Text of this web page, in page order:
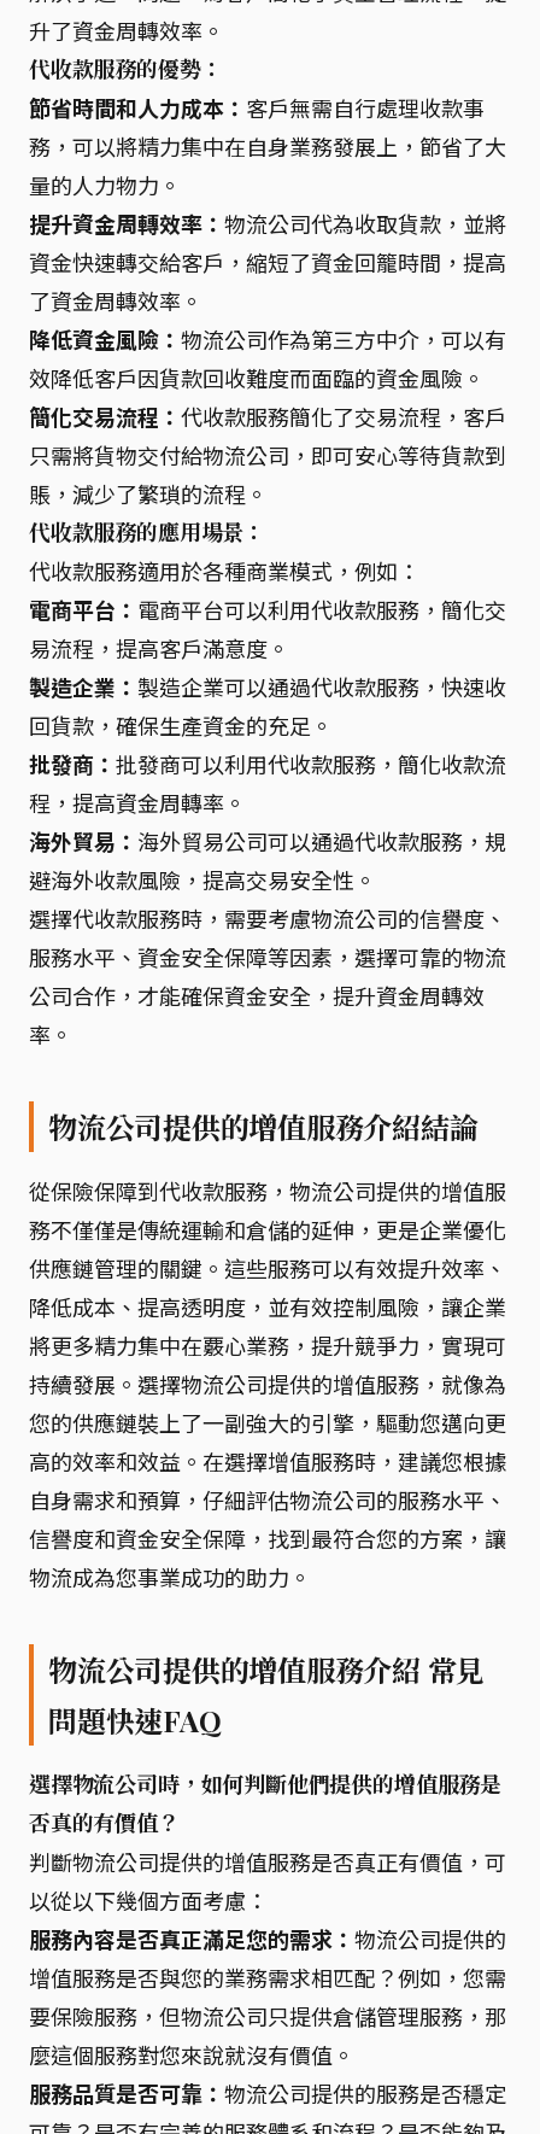
升了資金周轉效率。
代收款服務的優勢：
節省時間和人力成本： 客戶無需自行處理收款事
務，可以將精力集中在自身業務發展上，節省了大
量的人力物力。
提升資金周轉效率： 物流公司代為收取貨款，並將
資金快速轉交給客戶，縮短了資金回籠時間，提高
了資金周轉效率。
降低資金風險： 物流公司作為第三方中介，可以有
效降低客戶因貨款回收難度而面臨的資金風險。
簡化交易流程： 代收款服務簡化了交易流程，客戶
只需將貨物交付給物流公司，即可安心等待貨款到
賬，減少了繁瑣的流程。
代收款服務的應用場景：
代收款服務適用於各種商業模式，例如：
電商平台： 電商平台可以利用代收款服務，簡化交
易流程，提高客戶滿意度。
製造企業： 製造企業可以通過代收款服務，快速收
回貨款，確保生產資金的充足。
批發商： 批發商可以利用代收款服務，簡化收款流
程，提高資金周轉率。
海外貿易： 海外貿易公司可以通過代收款服務，規
避海外收款風險，提高交易安全性。
選擇代收款服務時，需要考慮物流公司的信譽度、
服務水平、資金安全保障等因素，選擇可靠的物流
公司合作，才能確保資金安全，提升資金周轉效
率。
物流公司提供的增值服務介紹結論
從保險保障到代收款服務，物流公司提供的增值服
務不僅僅是傳統運輸和倉儲的延伸，更是企業優化
供應鏈管理的關鍵。這些服務可以有效提升效率、
降低成本、提高透明度，並有效控制風險，讓企業
將更多精力集中在覈心業務，提升競爭力，實現可
持續發展。選擇物流公司提供的增值服務，就像為
您的供應鏈裝上了一副強大的引擎，驅動您邁向更
高的效率和效益。在選擇增值服務時，建議您根據
自身需求和預算，仔細評估物流公司的服務水平、
信譽度和資金安全保障，找到最符合您的方案，讓
物流成為您事業成功的助力。
物流公司提供的增值服務介紹 常見
問題快速FAQ
選擇物流公司時，如何判斷他們提供的增值服務是
否真的有價值？
判斷物流公司提供的增值服務是否真正有價值，可
以從以下幾個方面考慮：
服務內容是否真正滿足您的需求： 物流公司提供的
增值服務是否與您的業務需求相匹配？例如，您需
要保險服務，但物流公司只提供倉儲管理服務，那
麼這個服務對您來說就沒有價值。
服務品質是否可靠： 物流公司提供的服務是否穩定